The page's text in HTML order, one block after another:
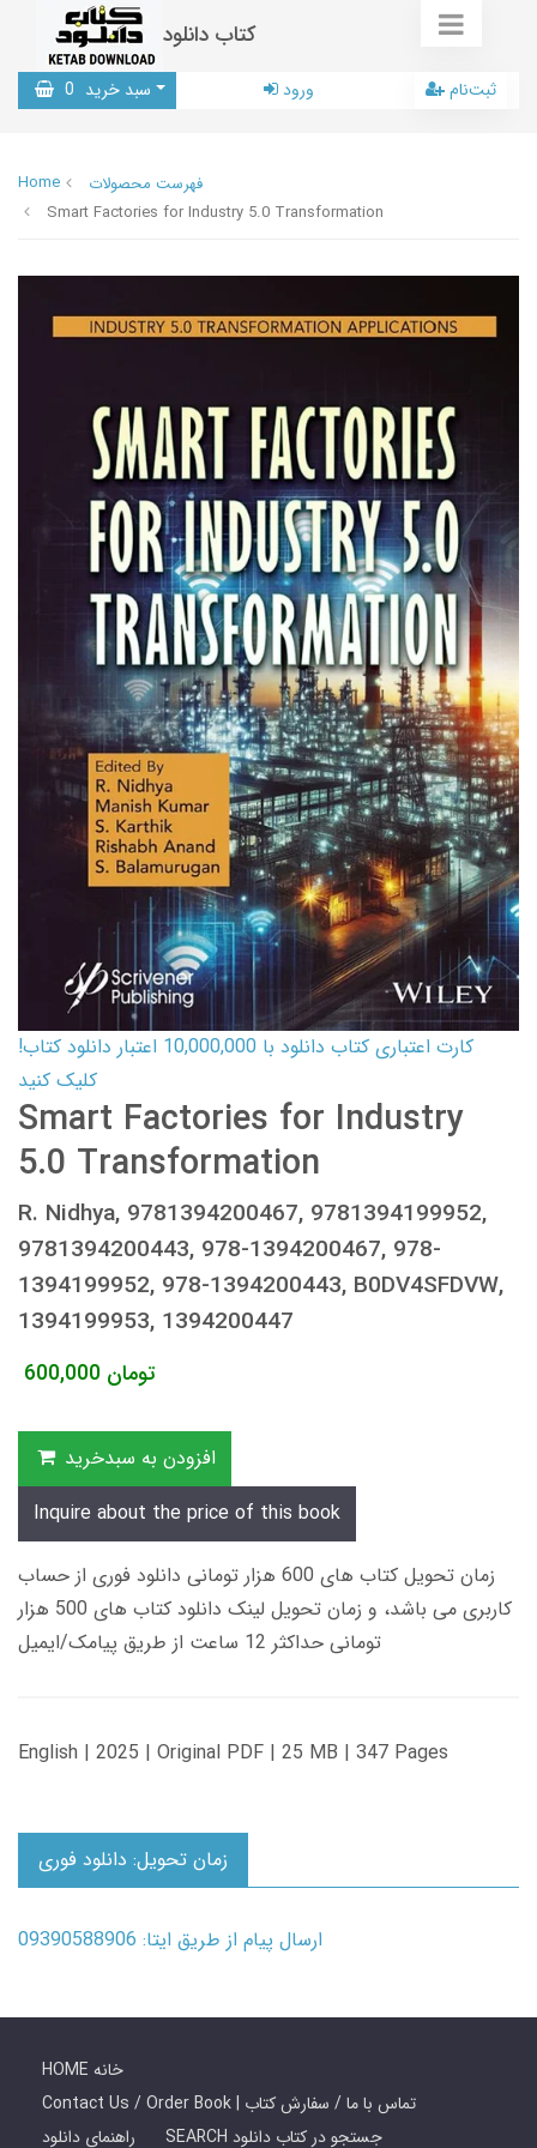
کتاب دانلود
سبد خرید 0 ورود ثبت‌نام
Home
فهرست محصولات
Smart Factories for Industry 5.0 Transformation
کارت اعتباری کتاب دانلود با 10,000,000 اعتبار دانلود کتاب!
کلیک کنید
Smart Factories for Industry
5.0 Transformation
R. Nidhya, 9781394200467, 9781394199952,
9781394200443, 978-1394200467, 978-
1394199952, 978-1394200443, B0DV4SFDVW,
1394199953, 1394200447
600,000 تومان
افزودن به سبدخرید
Inquire about the price of this book
زمان تحویل کتاب های 600 هزار تومانی دانلود فوری از حساب
کاربری می باشد، و زمان تحویل لینک دانلود کتاب های 500 هزار
تومانی حداکثر 12 ساعت از طریق پیامک/ایمیل
English | 2025 | Original PDF | 25 MB | 347 Pages
زمان تحویل: دانلود فوری
ارسال پیام از طریق ایتا: 09390588906
HOME خانه
Contact Us / Order Book | تماس با ما / سفارش کتاب
راهنمای دانلود
SEARCH جستجو در کتاب دانلود